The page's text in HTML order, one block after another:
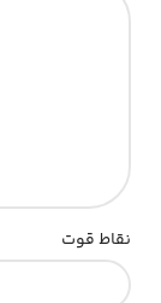
نقاط قوت